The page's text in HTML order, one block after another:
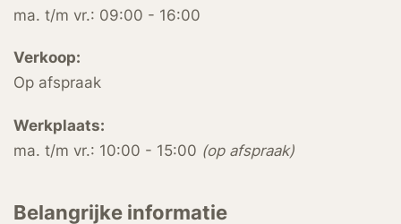
ma. t/m vr.: 09:00 - 16:00
Verkoop:
Op afspraak
Werkplaats:
ma. t/m vr.: 10:00 - 15:00 (op afspraak)
Belangrijke informatie